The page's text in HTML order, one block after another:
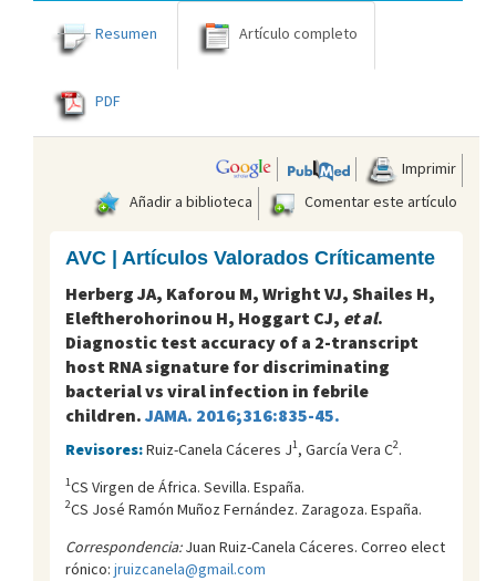
Resumen Artículo completo
PDF
Imprimir
Añadir a biblioteca
Comentar este artículo
AVC | Artículos Valorados Críticamente
Herberg JA, Kaforou M, Wright VJ, Shailes H,
Eleftherohorinou H, Hoggart CJ, et al.
Diagnostic test accuracy of a 2-transcript
host RNA signature for discriminating
bacterial vs viral infection in febrile
children. JAMA. 2016;316:835-45.
Revisores:Ruiz-Canela Cáceres J1, García Vera C2.
1CS Virgen de África. Sevilla. España.
2CS José Ramón Muñoz Fernández. Zaragoza. España.
Correspondencia:Juan Ruiz-Canela Cáceres. Correo elect
rónico: jruizcanela@gmail.com